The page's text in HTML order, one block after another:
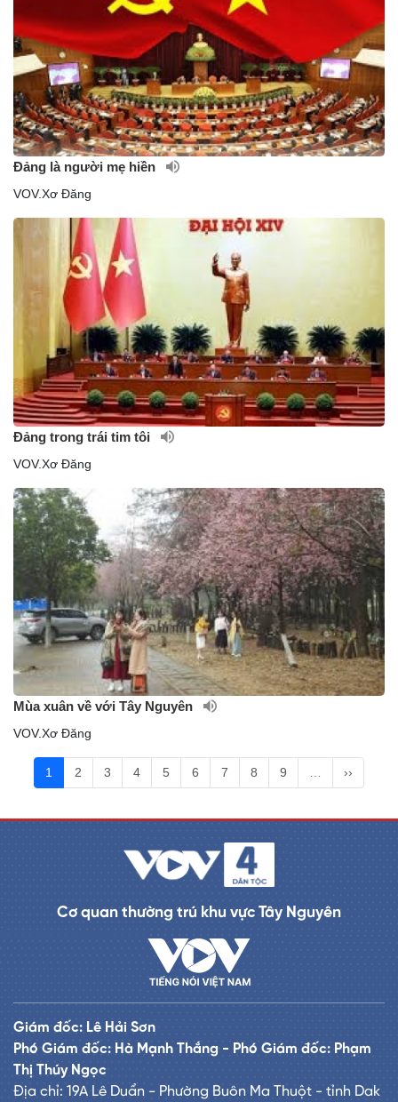
Đảng là người mẹ hiền
VOV.Xơ Đăng
Đảng trong trái tim tôi
VOV.Xơ Đăng
Mùa xuân về với Tây Nguyên
VOV.Xơ Đăng
1 2 3 4 5 6 7 8 9 … ››
Cơ quan thường trú khu vực Tây Nguyên
Giám đốc: Lê Hải Sơn
Phó Giám đốc: Hà Mạnh Thắng - Phó Giám đốc: Phạm
Thị Thúy Ngọc
Địa chỉ: 19A Lê Duẩn - Phường Buôn Ma Thuột - tỉnh Dak